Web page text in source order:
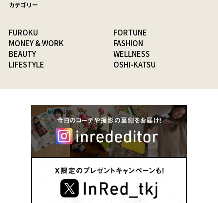
カテゴリー
FUROKU
FORTUNE
MONEY & WORK
FASHION
BEAUTY
WELLNESS
LIFESTYLE
OSHI-KATSU